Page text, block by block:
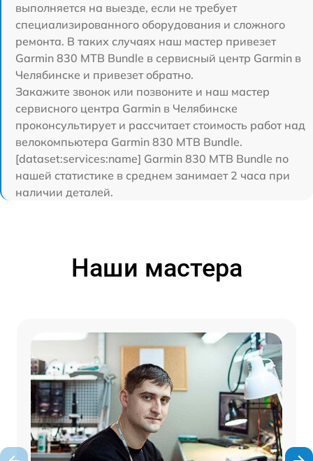
выполняется на выезде, если не требует
специализированного оборудования и сложного
ремонта. В таких случаях наш мастер привезет
Garmin 830 MTB Bundle в сервисный центр Garmin в
Челябинске и привезет обратно.
Закажите звонок или позвоните и наш мастер
сервисного центра Garmin в Челябинске
проконсультирует и рассчитает стоимость работ над
велокомпьютера Garmin 830 MTB Bundle.
[dataset:services:name] Garmin 830 MTB Bundle по
нашей статистике в среднем занимает 2 часа при
наличии деталей.
Наши мастера